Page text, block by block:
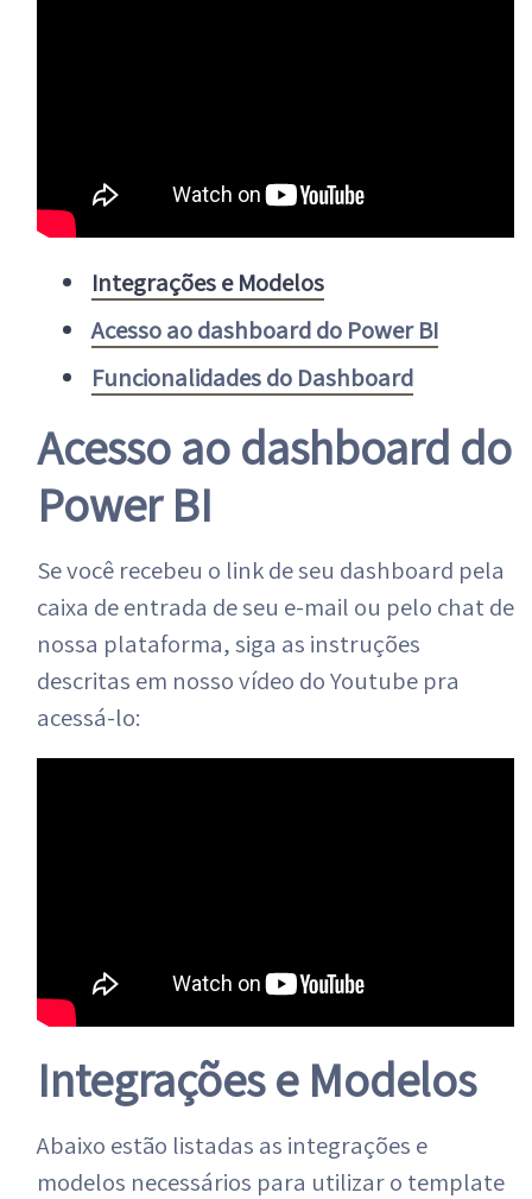
Integrações e Modelos
Acesso ao dashboard do Power BI
Funcionalidades do Dashboard
Acesso ao dashboard do
Power BI
Se você recebeu o link de seu dashboard pela
caixa de entrada de seu e-mail ou pelo chat de
nossa plataforma, siga as instruções
descritas em nosso vídeo do Youtube pra
acessá-lo:
Integrações e Modelos
Abaixo estão listadas as integrações e
modelos necessários para utilizar o template